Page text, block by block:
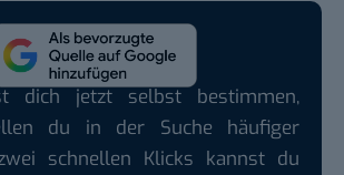
dich jetzt selbst bestimmen,
du in der Suche häufiger
schnellen Klicks kannst du